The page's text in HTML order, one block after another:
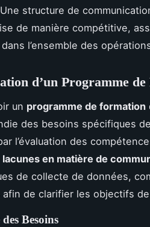
structure de
de manière compétitive,
l’ensemble des
d’un Programme
un programme de formation
des besoins spécifiques
l’évaluation des
lacunes en matière de
de collecte de données,
afin de clarifier les objectifs
Besoins